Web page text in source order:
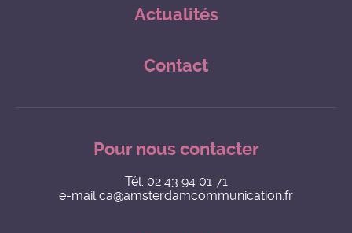
Actualités
Contact
Pour nous contacter
Tél. 02 43 94 01 71
e-mailca@amsterdamcommunication.fr